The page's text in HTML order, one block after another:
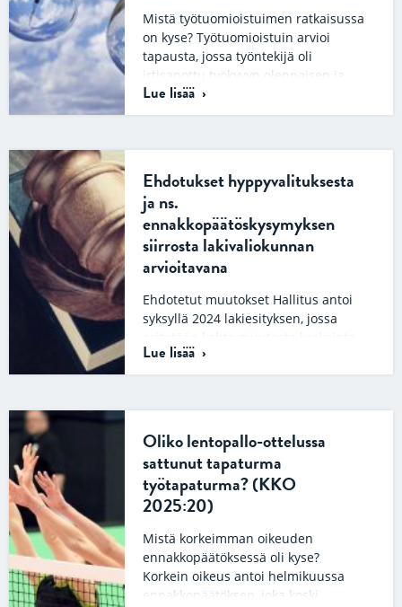
Mistä työtuomioistuimen ratkaisussa
on kyse? Työtuomioistuin arvioi
tapausta, jossa työntekijä oli
irtisanottu työkyvyn olennaisen ja
pitkäaikaisen vähentymisen
perusteella. Työntekijä oli…
Lue lisää
Ehdotukset hyppyvalituksesta
ja ns.
ennakkopäätöskysymyksen
siirrosta lakivaliokunnan
arvioitavana
Ehdotetut muutokset Hallitus antoi
syksyllä 2024 lakiesityksen, jossa
oikeutta koskeviin säännöksiin. Esitys
on ollut nyt lakivaliokunnan…
Lue lisää
Oliko lentopallo-ottelussa
sattunut tapaturma
työtapaturma? (KKO
2025:20)
Mistä korkeimman oikeuden
ennakkopäätöksessä oli kyse?
Korkein oikeus antoi helmikuussa
ennakkopäätöksen, joka koski